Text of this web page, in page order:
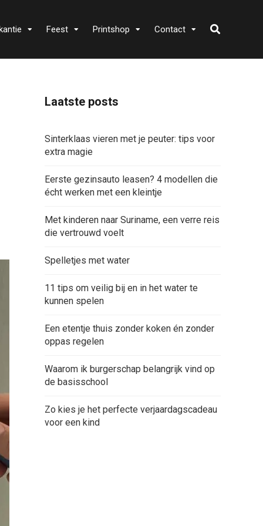
Feest Printshop Contact
Laatste posts
Sinterklaas vieren met je peuter: tips voor
extra magie
Eerste gezinsauto leasen? 4 modellen die
écht werken met een kleintje
Met kinderen naar Suriname, een verre reis
die vertrouwd voelt
Spelletjes met water
11 tips om veilig bij en in het water te
kunnen spelen
Een etentje thuis zonder koken én zonder
oppas regelen
Waarom ik burgerschap belangrijk vind op
de basisschool
Zo kies je het perfecte verjaardagscadeau
voor een kind